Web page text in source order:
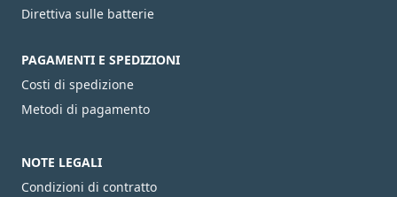
Direttiva sulle batterie
PAGAMENTI E SPEDIZIONI
Costi di spedizione
Metodi di pagamento
NOTE LEGALI
Condizioni di contratto